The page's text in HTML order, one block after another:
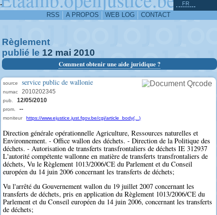
-
RSS A PROPOS WEB LOG CONTACT
FR
Règlement
publié le 12 mai 2010
Comment obtenir une aide juridique ?
source service public de wallonie
numac 2010202345
pub. 12/05/2010
prom. --
moniteur https://www.ejustice.just.fgov.be/cgi/article_body(...)
Direction générale opérationnelle Agriculture, Ressources naturelles et
Environnement. - Office wallon des déchets. - Direction de la Politique des
déchets. - Autorisation de transferts transfrontaliers de déchets IE 312937
L'autorité compétente wallonne en matière de transferts transfrontaliers de
déchets, Vu le Règlement 1013/2006/CE du Parlement et du Conseil
européen du 14 juin 2006 concernant les transferts de déchets;
Vu l'arrêté du Gouvernement wallon du 19 juillet 2007 concernant les
transferts de déchets, pris en application du Règlement 1013/2006/CE du
Parlement et du Conseil européen du 14 juin 2006, concernant les transferts
de déchets;
^